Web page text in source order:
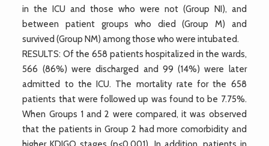
in the ICU and those who were not (Group NI), and
between patient groups who died (Group M) and
survived (Group NM) among those who were intubated.
RESULTS: Of the 658 patients hospitalized in the wards,
566 (86%) were discharged and 99 (14%) were later
admitted to the ICU. The mortality rate for the 658
patients that were followed up was found to be 7.75%.
When Groups 1 and 2 were compared, it was observed
that the patients in Group 2 had more comorbidity and